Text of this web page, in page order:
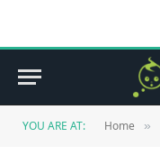
YOU ARE AT: Home »